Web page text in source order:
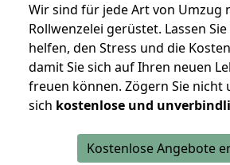
Wir sind für jede Art von Umzug
Rollwenzelei gerüstet. Lassen
helfen, den Stress und die
damit Sie sich auf Ihren neuen
freuen können. Zögern Sie nicht
sich kostenlose und
Kostenlose Angebote